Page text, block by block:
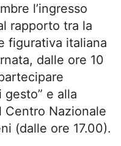
l’ingresso
rapporto tra la
figurativa italiana
dalle ore 10
gesto” e alla
Centro Nazionale
(dalle ore 17.00).